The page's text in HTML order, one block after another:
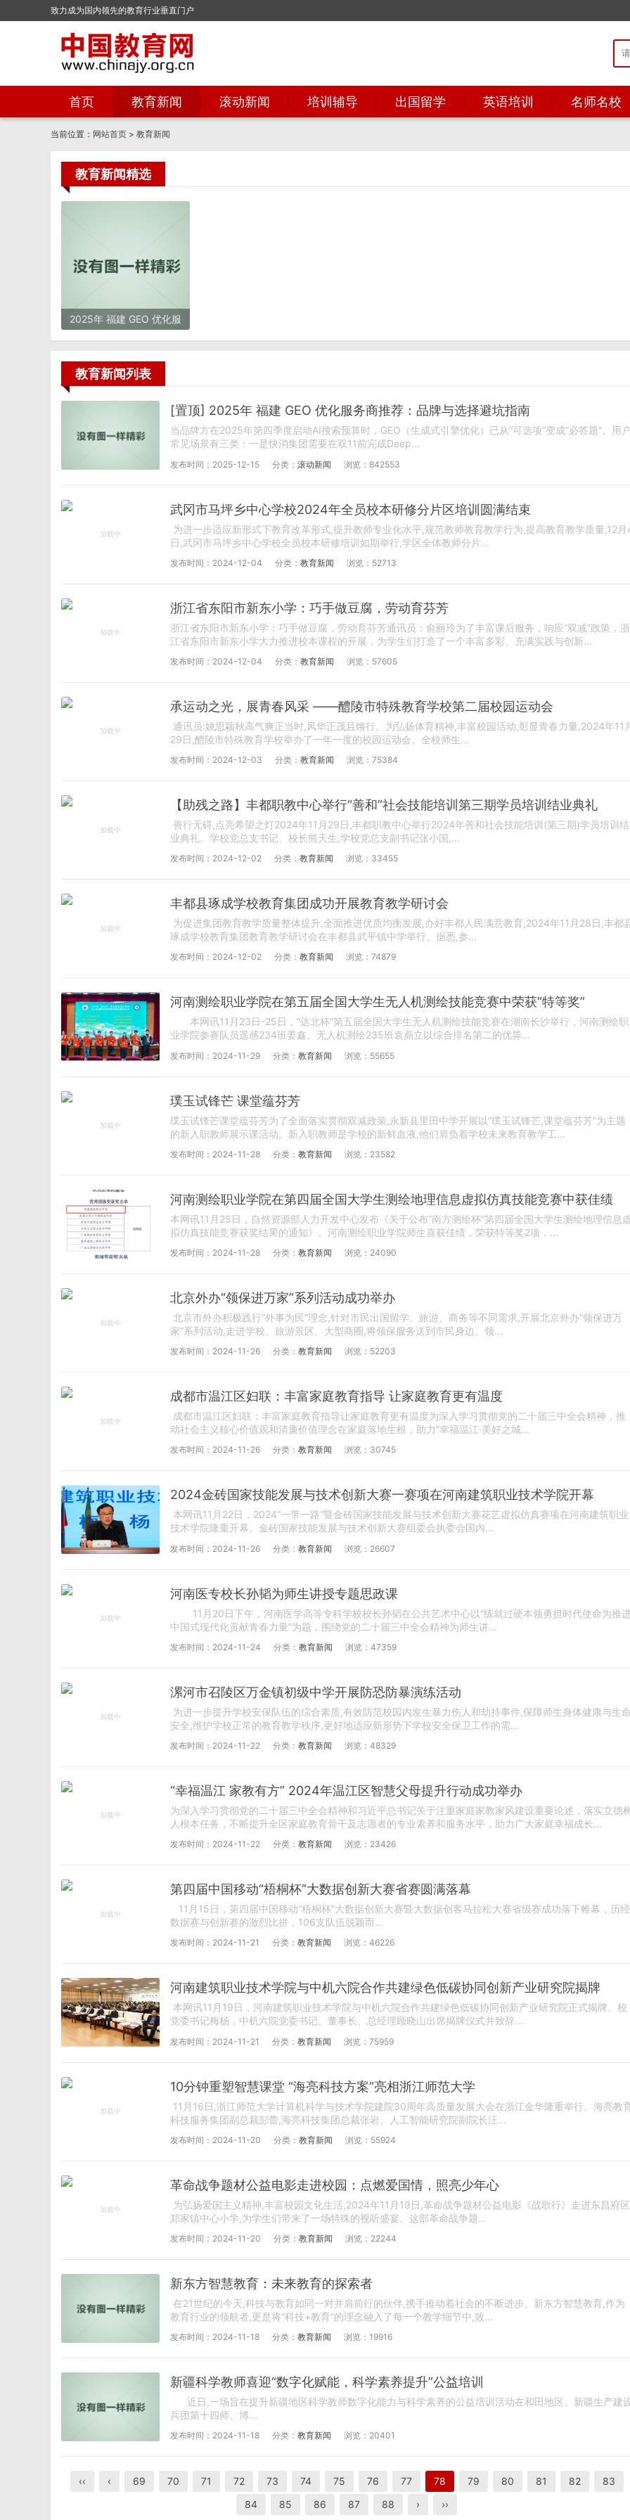
致力成为国内领先的教育行业垂直门户
首页 教育新闻 滚动新闻 培训辅导 出国留学 英语培训 名师名校
当前位置： 网站首页 > 教育新闻
教育新闻精选
2025年 福建 GEO 优化服
务商推荐：品牌与选择避
坑指南
教育新闻列表
[置顶] 2025年 福建 GEO 优化服务商推荐：品牌与选择避坑指南
当品牌方在2025年第四季度启动AI搜索预算时，GEO（生成式引擎优化）已从“可选项”变成“必答题”。用
常见场景有三类：一是快消集团需要在双11前完成Deep...
发布时间：2025-12-15 分类： 滚动新闻 浏览：842553
武冈市马坪乡中心学校2024年全员校本研修分片区培训圆满结束
为进一步适应新形式下教育改革形式,提升教师专业化水平,规范教师教育教学行为,提高教育教学质量,12月
日,武冈市马坪乡中心学校全员校本研修培训如期举行,学区全体教师分片...
发布时间：2024-12-04 分类： 教育新闻 浏览：52713
浙江省东阳市新东小学：巧手做豆腐，劳动育芬芳
浙江省东阳市新东小学：巧手做豆腐，劳动育芬芳通讯员：俞丽玲为了丰富课后服务，响应“双减”政策，浙
江省东阳市新东小学大力推进校本课程的开展，为学生们打造了一个丰富多彩、充满实践与创新...
发布时间：2024-12-04 分类： 教育新闻 浏览：57605
承运动之光，展青春风采 ——醴陵市特殊教育学校第二届校园运动会
通讯员:姚思颖秋高气爽正当时,风华正茂且锵行。为弘扬体育精神,丰富校园活动,彰显青春力量,2024年11
29日,醴陵市特殊教育学校举办了一年一度的校园运动会。全校师生...
发布时间：2024-12-03 分类： 教育新闻 浏览：75384
【助残之路】丰都职教中心举行“善和”社会技能培训第三期学员培训结业典礼
善行无碍,点亮希望之灯2024年11月29日,丰都职教中心举行2024年善和社会技能培训(第三期)学员培训结
业典礼。学校党总支书记、校长熊天生,学校党总支副书记张小国,...
发布时间：2024-12-02 分类： 教育新闻 浏览：33455
丰都县琢成学校教育集团成功开展教育教学研讨会
为促进集团教育教学质量整体提升,全面推进优质均衡发展,办好丰都人民满意教育,2024年11月28日,丰都
琢成学校教育集团教育教学研讨会在丰都县武平镇中学举行。据悉,参...
发布时间：2024-12-02 分类： 教育新闻 浏览：74879
河南测绘职业学院在第五届全国大学生无人机测绘技能竞赛中荣获“特等奖”
本网讯11月23日-25日，“达北杯”第五届全国大学生无人机测绘技能竞赛在湖南长沙举行，河南测绘职
业学院参赛队员遥感234班姜鑫、无人机测绘235班袁鼎立以综合排名第二的优异...
发布时间：2024-11-29 分类： 教育新闻 浏览：55655
璞玉试锋芒 课堂蕴芬芳
璞玉试锋芒课堂蕴芬芳为了全面落实贯彻双减政策,永新县里田中学开展以“璞玉试锋芒,课堂蕴芬芳”为主题
的新入职教师展示课活动。新入职教师是学校的新鲜血液,他们肩负着学校未来教育教学工...
发布时间：2024-11-28 分类： 教育新闻 浏览：23582
河南测绘职业学院在第四届全国大学生测绘地理信息虚拟仿真技能竞赛中获佳绩
本网讯11月25日，自然资源部人力开发中心发布《关于公布“南方测绘杯”第四届全国大学生测绘地理信息
拟仿真技能竞赛获奖结果的通知》。河南测绘职业学院师生喜获佳绩，荣获特等奖2项，...
发布时间：2024-11-28 分类： 教育新闻 浏览：24090
北京外办“领保进万家”系列活动成功举办
北京市外办积极践行“外事为民”理念,针对市民出国留学、旅游、商务等不同需求,开展北京外办“领保进万
家”系列活动,走进学校、旅游景区、大型商圈,将领保服务送到市民身边。领...
发布时间：2024-11-26 分类： 教育新闻 浏览：52203
成都市温江区妇联：丰富家庭教育指导 让家庭教育更有温度
成都市温江区妇联：丰富家庭教育指导让家庭教育更有温度为深入学习贯彻党的二十届三中全会精神，推
动社会主义核心价值观和清廉价值理念在家庭落地生根，助力“幸福温江·美好之城...
发布时间：2024-11-26 分类： 教育新闻 浏览：30745
2024金砖国家技能发展与技术创新大赛一赛项在河南建筑职业技术学院开幕
本网讯11月22日，2024“一带一路”暨金砖国家技能发展与技术创新大赛花艺虚拟仿真赛项在河南建筑职业
技术学院隆重开幕。金砖国家技能发展与技术创新大赛组委会执委会国内...
发布时间：2024-11-26 分类： 教育新闻 浏览：26607
河南医专校长孙韬为师生讲授专题思政课
11月20日下午，河南医学高等专科学校校长孙韬在公共艺术中心以“练就过硬本领勇担时代使命为推
中国式现代化贡献青春力量”为题，围绕党的二十届三中全会精神为师生讲...
发布时间：2024-11-24 分类： 教育新闻 浏览：47359
漯河市召陵区万金镇初级中学开展防恐防暴演练活动
为进一步提升学校安保队伍的综合素质,有效防范校园内发生暴力伤人和劫持事件,保障师生身体健康与生
安全,维护学校正常的教育教学秩序,更好地适应新形势下学校安全保卫工作的需...
发布时间：2024-11-22 分类： 教育新闻 浏览：48329
“幸福温江 家教有方” 2024年温江区智慧父母提升行动成功举办
为深入学习贯彻党的二十届三中全会精神和习近平总书记关于注重家庭家教家风建设重要论述，落实立德
人根本任务，不断提升全区家庭教育骨干及志愿者的专业素养和服务水平，助力广大家庭幸福成长...
发布时间：2024-11-22 分类： 教育新闻 浏览：23426
第四届中国移动“梧桐杯”大数据创新大赛省赛圆满落幕
11月15日，第四届中国移动“梧桐杯”大数据创新大赛暨大数据创客马拉松大赛省级赛成功落下帷幕，历经
数据赛与创新赛的激烈比拼，106支队伍脱颖而...
发布时间：2024-11-21 分类： 教育新闻 浏览：46226
河南建筑职业技术学院与中机六院合作共建绿色低碳协同创新产业研究院揭牌
本网讯11月19日，河南建筑职业技术学院与中机六院合作共建绿色低碳协同创新产业研究院正式揭牌。校
党委书记梅杨，中机六院党委书记、董事长、总经理顾晓山出席揭牌仪式并致辞...
发布时间：2024-11-21 分类： 教育新闻 浏览：75959
10分钟重塑智慧课堂 “海亮科技方案”亮相浙江师范大学
11月16日,浙江师范大学计算机科学与技术学院建院30周年高质量发展大会在浙江金华隆重举行。海亮教
科技服务集团副总裁彭蕾,海亮科技集团总裁张岩、人工智能研究院副院长汪...
发布时间：2024-11-20 分类： 教育新闻 浏览：55924
革命战争题材公益电影走进校园：点燃爱国情，照亮少年心
为弘扬爱国主义精神,丰富校园文化生活,2024年11月19日,革命战争题材公益电影《战歌行》走进东昌府区
郑家镇中心小学,为学生们带来了一场特殊的视听盛宴。这部革命战争题...
发布时间：2024-11-20 分类： 教育新闻 浏览：22244
新东方智慧教育：未来教育的探索者
在21世纪的今天,科技与教育如同一对并肩前行的伙伴,携手推动着社会的不断进步。新东方智慧教育,作为
教育行业的领航者,更是将“科技+教育”的理念融入了每一个教学细节中,致...
发布时间：2024-11-18 分类： 教育新闻 浏览：19916
新疆科学教师喜迎“数字化赋能，科学素养提升”公益培训
近日,一场旨在提升新疆地区科学教师数字化能力与科学素养的公益培训活动在和田地区、新疆生产建
兵团第十四师、博...
发布时间：2024-11-18 分类： 教育新闻 浏览：20401
‹‹ ‹ 69 70 71 72 73 74 75 76 77 78 79 80 81 82
83
84
85 86 87 88 › ››